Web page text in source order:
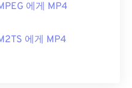
에게 MP4
에게 MP4